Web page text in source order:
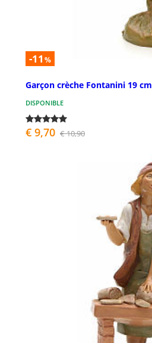
-11 %
Garçon crèche Fontanini 19 cm
DISPONIBLE
€ 9,70 € 10,90